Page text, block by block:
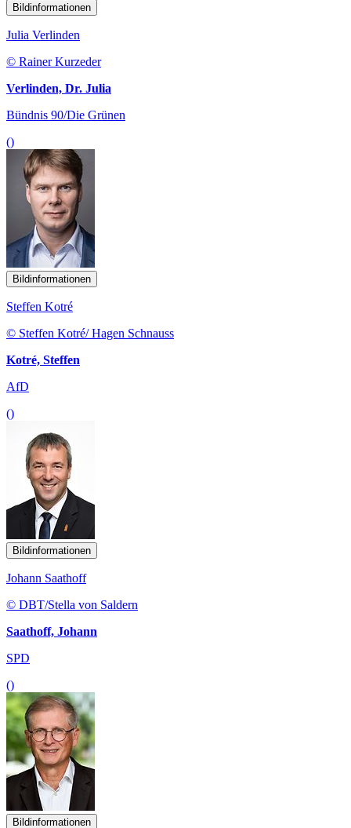
Bildinformationen
Julia Verlinden
© Rainer Kurzeder
Verlinden, Dr. Julia
Bündnis 90/Die Grünen
()
Bildinformationen
Steffen Kotré
© Steffen Kotré/ Hagen Schnauss
Kotré, Steffen
AfD
()
Bildinformationen
Johann Saathoff
© DBT/Stella von Saldern
Saathoff, Johann
SPD
()
Bildinformationen